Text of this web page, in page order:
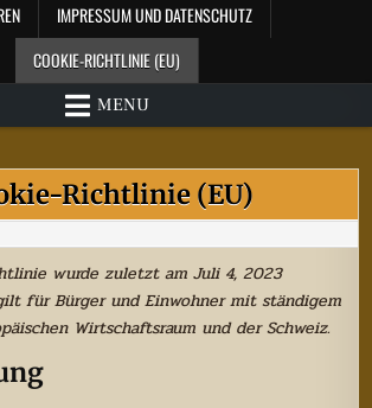
IMPRESSUM UND DATENSCHUTZ
COOKIE-RICHTLINIE (EU)
MENU
Richtlinie (EU)
wurde zuletzt am Juli 4, 2023
für Bürger und Einwohner mit ständigem
Wirtschaftsraum und der Schweiz.